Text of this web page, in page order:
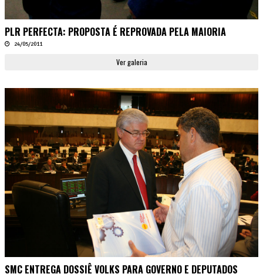
PLR PERFECTA: PROPOSTA É REPROVADA PELA MAIORIA
24/05/2011
Ver galeria
SMC ENTREGA DOSSIÊ VOLKS PARA GOVERNO E DEPUTADOS